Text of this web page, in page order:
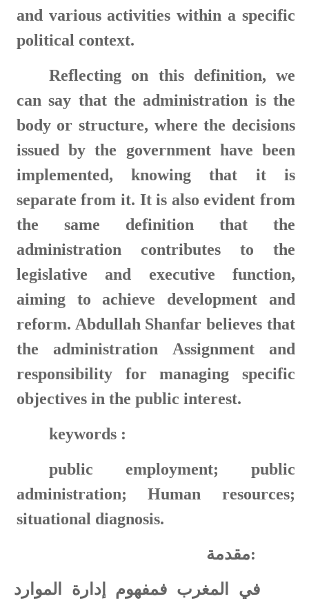
and various activities within a specific
political context.
Reflecting on this definition, we
can say that the administration is the
body or structure, where the decisions
issued by the government have been
implemented, knowing that it is
separate from it. It is also evident from
the same definition that the
administration contributes to the
legislative and executive function,
aiming to achieve development and
reform. Abdullah Shanfar believes that
the administration Assignment and
responsibility for managing specific
objectives in the public interest.
keywords :
public employment; public
administration; Human resources;
situational diagnosis.
:مقدمة
في المغرب فمفهوم إدارة الموارد